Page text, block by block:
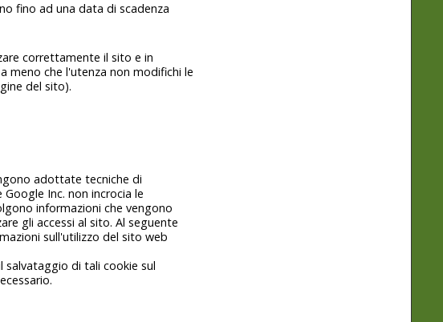
fino ad una data di scadenza
correttamente il sito e in
meno che l'utenza non modifichi le
del sito).
adottate tecniche di
Inc. non incrocia le
informazioni che vengono
gli accessi al sito. Al seguente
sull'utilizzo del sito web
salvataggio di tali cookie sul